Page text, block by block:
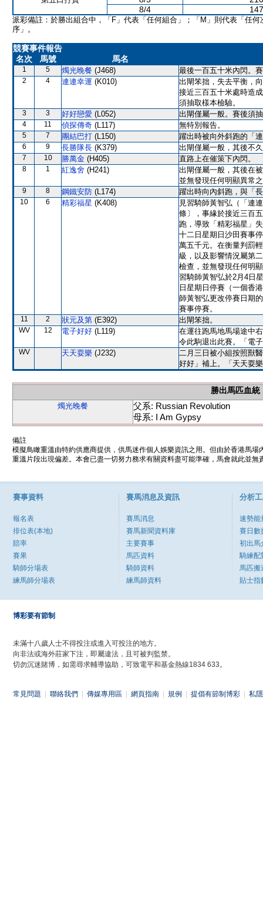
8/4
派彩備註：於勝出組合中，「F」代表「任何組合」；「M」則代表「任何
序」。
競賽事件報告
名次
馬號 馬名
1 5 燭光晚餐 (J468) 最後一百五十米內閃。
2 4 連連幸運 (K010)
出閘笨拙，失去平衡，
接近三百五十米處時造
須抽取樣本檢驗。
3 3 好好戀愛 (L052) 出閘僅屬一般。賽後須
4 11 偵探傳奇 (L117) 無特別報告。
5 7 團結巴打 (L150) 躍出時被向外斜跑的「
6 9 長勝隊長 (K379) 出閘僅屬一般，其後不
7 10 勝萬金 (H405) 直路上在催策下內閃。
8 1 紅逸舍 (H241)
出閘僅屬一般，其後在
並無發現任何明顯異常
9 8 鋼鐵安防 (L174) 躍出時向內斜跑，與「
10 6 精彩福星 (K408)
見習騎師黃智弘（「連
條〕，事緣於接近三百
跑，導致「精彩福星」
十二日星期日沙田賽事
萬五千元。在衡量判罰
級，以及影響情況屬第
檢查，並無發現任何明
習騎師黃智弘於2月4日
日星期日停賽（一個香
師黃智弘更改停賽日期
賽事停賽。
11 2 狀元及第 (E392) 出閘笨拙。
WV 12 電子好好 (L119)
在運往跑馬地馬場途中
令此駒退出此賽。「電
WV 天天耍樂 (J232)
二月三日被小組按照獸
好好」補上。「天天耍
勝出馬匹血統
燭光晚餐
父系: Russian Revolution
母系: I Am Gypsy
備註
模擬鳥瞰重溫由特約供應商提供，供馬迷作個人娛樂資訊之用。但由於香港馬
重溫片段出現偏差。本會已盡一切努力務求有關資料盡可能準確，馬會就此並
賽事資料
報名表
排位表(本地)
賠率
賽果
騎師分場表
練馬師分場表
賽馬消息及資訊
賽馬消息
賽馬新聞資料庫
主要賽事
馬匹資料
騎師資料
練馬師資料
分析
速勢能
賽日數
初出馬
騎練配
馬匹搬
貼士指
博彩要有節制
未滿十八歲人士不得投注或進入可投注的地方。
向非法或海外莊家下注，即屬違法，且可被判監禁。
切勿沉迷賭博，如需尋求輔導協助，可致電平和基金熱線1834 633。
常見問題 聯絡我們 傳媒專用區 網頁指南 規例 提倡有節制博彩 私